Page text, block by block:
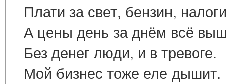
Плати за свет, бензин,
А цены день за днём всё
Без денег люди, и в тревоге.
Мой бизнес тоже еле